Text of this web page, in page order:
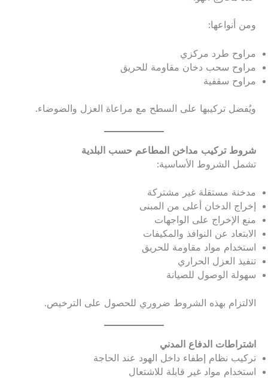
ومن أنواعها:
مراوح طرد مركزي
مراوح سحب دخان مقاومة للحريق
مراوح سقفية
ويُفضل تركيبها على السطح مع مراعاة العزل والضوضاء.
شروط تركيب مداخن المطاعم حسب البلدية
تشمل الشروط الأساسية:
مدخنة مستقلة غير مشتركة
إخراج الدخان أعلى من المبنى
منع الإخراج على الواجهات
الابتعاد عن النوافذ والمكيفات
استخدام مواد مقاومة للحريق
تنفيذ العزل الحراري
سهولة الوصول للصيانة
الالتزام بهذه الشروط ضروري للحصول على الترخيص.
اشتراطات الدفاع المدني
تركيب نظام إطفاء داخل الهود عند الحاجة
استخدام مواد غير قابلة للاشتعال